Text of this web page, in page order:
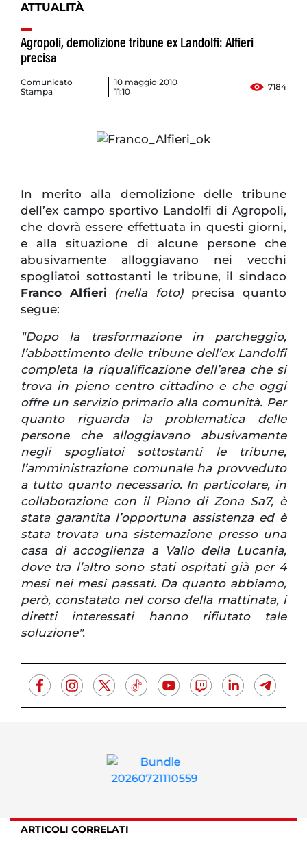
ATTUALITÀ
Agropoli, demolizione tribune ex Landolfi: Alfieri
precisa
Comunicato
Stampa
10 maggio 2010
11:10
7184
In merito alla demolizione delle tribune
dell’ex campo sportivo Landolfi di Agropoli,
che dovrà essere effettuata in questi giorni,
e alla situazione di alcune persone che
abusivamente alloggiavano nei vecchi
spogliatoi sottostanti le tribune, il sindaco
Franco Alfieri
(nella foto)precisa quanto
segue:
"Dopo la trasformazione in parcheggio,
l’abbattimento delle tribune dell’ex Landolfi
completa la riqualificazione dell’area che si
trova in pieno centro cittadino e che oggi
offre un servizio primario alla comunità. Per
quanto riguarda la problematica delle
persone che alloggiavano abusivamente
negli spogliatoi sottostanti le tribune,
l’amministrazione comunale ha provveduto
a tutto quanto necessario. In particolare, in
collaborazione con il Piano di Zona Sa7, è
stata garantita l’opportuna assistenza ed è
stata trovata una sistemazione presso una
casa di accoglienza a Vallo della Lucania,
dove tra l’altro sono stati ospitati già per 4
mesi nei mesi passati. Da quanto abbiamo,
però, constatato nel corso della mattinata, i
diretti interessati hanno rifiutato tale
soluzione".
ARTICOLI CORRELATI